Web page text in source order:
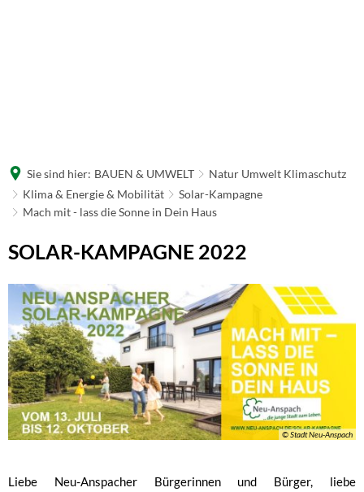
Sie sind hier: BAUEN & UMWELT
Natur Umwelt Klimaschutz
Klima & Energie & Mobilität
Solar-Kampagne
Mach mit - lass die Sonne in Dein Haus
Mach
mit
lass
die
Sonne
in
Haus
SOLAR-KAMPAGNE 2022
© Stadt Neu-Anspach
Liebe Neu-Anspacher Bürgerinnen und Bürger, liebe